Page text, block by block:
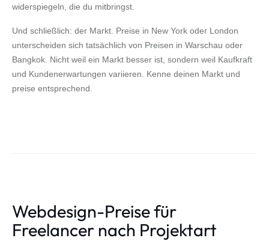
widerspiegeln, die du mitbringst.
Und schließlich: der Markt. Preise in New York oder London
unterscheiden sich tatsächlich von Preisen in Warschau oder
Bangkok. Nicht weil ein Markt besser ist, sondern weil Kaufkraft
und Kundenerwartungen variieren. Kenne deinen Markt und
preise entsprechend.
Webdesign-Preise für
Freelancer nach Projektart